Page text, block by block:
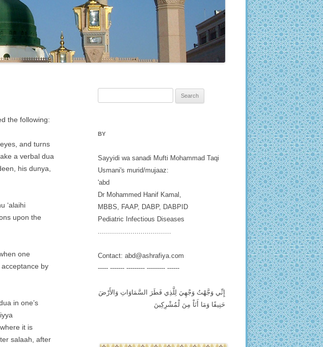
the following:
and turns
a verbal dua
his dunya,
‘alaihi
upon the
one
by
in one’s
it is
salaah, after
BY
Sayyidi wa sanadi Mufti Mohammad Taqi
Usmani's murid/mujaaz:
'abd
Dr Mohammed Hanif Kamal,
MBBS, FAAP, DABP, DABPID
Pediatric Infectious Diseases
....................................
Contact: abd@ashrafiya.com
----- ------- --------- --------- ------
إِنِّي وَجَّهْتُ وَجْهِيَ لِلَّذِي فَطَرَ السَّمَاوَاتِ وَالأَرْضَ
حَنِيفًا وَمَا أَنَاْ مِنَ لْمُشْرِكِينَ